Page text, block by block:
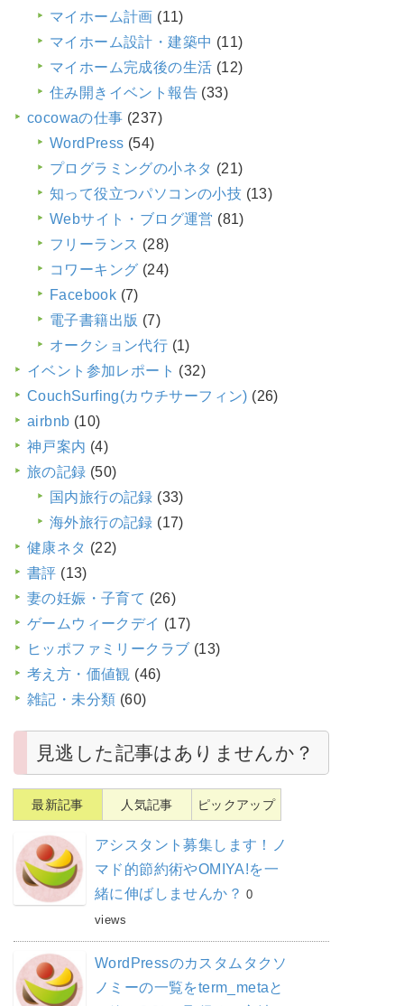
マイホーム計画 (11)
マイホーム設計・建築中 (11)
マイホーム完成後の生活 (12)
住み開きイベント報告 (33)
cocowaの仕事 (237)
WordPress (54)
プログラミングの小ネタ (21)
知って役立つパソコンの小技 (13)
Webサイト・ブログ運営 (81)
フリーランス (28)
コワーキング (24)
Facebook (7)
電子書籍出版 (7)
オークション代行 (1)
イベント参加レポート (32)
CouchSurfing(カウチサーフィン) (26)
airbnb (10)
神戸案内 (4)
旅の記録 (50)
国内旅行の記録 (33)
海外旅行の記録 (17)
健康ネタ (22)
書評 (13)
妻の妊娠・子育て (26)
ゲームウィークデイ (17)
ヒッポファミリークラブ (13)
考え方・価値観 (46)
雑記・未分類 (60)
見逃した記事はありませんか？
最新記事 人気記事 ピックアップ
アシスタント募集します！ノ
マド的節約術やOMIYA!を一
緒に伸ばしませんか？ 0
views
WordPressのカスタムタクソ
ノミーの一覧をterm_metaと